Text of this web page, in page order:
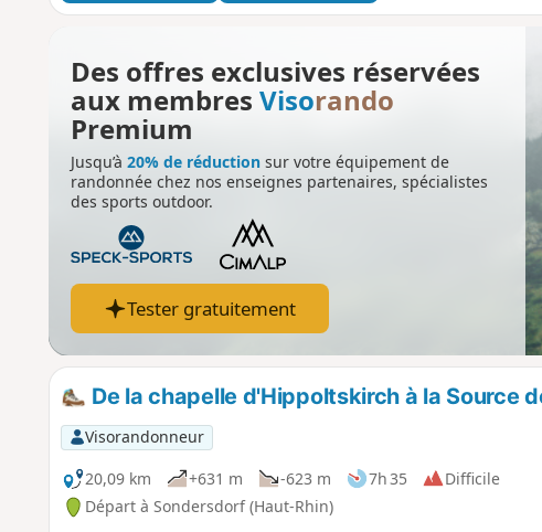
Des offres exclusives réservées
aux membres Visorando
Premium
Jusqu’à 20% de réductionsur votre équipement de
randonnée chez nos enseignes partenaires, spécialistes
des sports outdoor.
Tester gratuitement
De la chapelle d'Hippoltskirch à la Source
Visorandonneur
20,09 km
+631 m -623 m 7h 35
Difficile
Départ à Sondersdorf (Haut-Rhin)